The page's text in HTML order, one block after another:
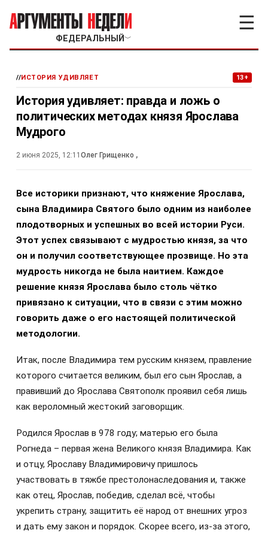
ФЕДЕРАЛЬНЫЙ ﹀
☰
//ИСТОРИЯ УДИВЛЯЕТ 13+
История удивляет: правда и ложь о
политических методах князя Ярослава
Мудрого
2 июня 2025, 12:11 Олег Грищенко ,
Все историки признают, что княжение Ярослава,
сына Владимира Святого было одним из наиболее
плодотворных и успешных во всей истории Руси.
Этот успех связывают с мудростью князя, за что
он и получил соответствующее прозвище. Но эта
мудрость никогда не была наитием. Каждое
решение князя Ярослава было столь чётко
привязано к ситуации, что в связи с этим можно
говорить даже о его настоящей политической
методологии.
Итак, после Владимира тем русским князем, правление
которого считается великим, был его сын Ярослав, а
правивший до Ярослава Святополк проявил себя лишь
как вероломный жестокий заговорщик.
Родился Ярослав в 978 году; матерью его была
Рогнеда – первая жена Великого князя Владимира. Как
и отцу, Ярославу Владимировичу пришлось
участвовать в тяжбе престолонаследования и, также
как отец, Ярослав, победив, сделал всё, чтобы
укрепить страну, защитить её народ от внешних угроз
и дать ему закон и порядок. Скорее всего, из-за этого,